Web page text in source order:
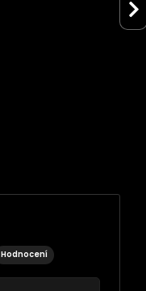
Hodnocení